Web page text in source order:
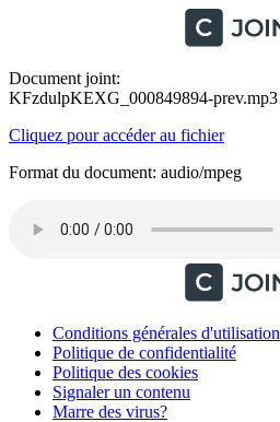
Document joint:
KFzdulpKEXG_000849894-prev.mp3
Cliquez pour accéder au fichier
Format du document: audio/mpeg
Conditions générales d'utilisation
Politique de confidentialité
Politique des cookies
Signaler un contenu
Marre des virus?